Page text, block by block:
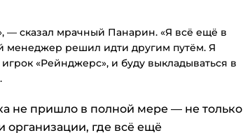
— сказал мрачный Панарин. «Я всё ещё в
менеджер решил идти другим путём. Я
«Рейнджерс», и буду выкладываться в
не пришло в полной мере — не только
организации, где всё ещё